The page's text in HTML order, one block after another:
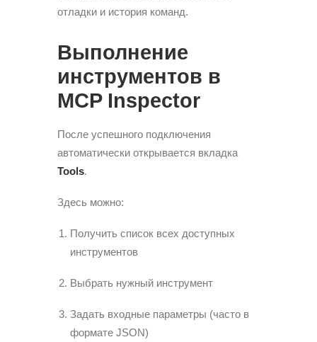
отладки и история команд.
Выполнение
инструментов в
MCP Inspector
После успешного подключения
автоматически открывается вкладка
Tools.
Здесь можно:
Получить список всех доступных
инструментов
Выбрать нужный инструмент
Задать входные параметры (часто в
формате JSON)